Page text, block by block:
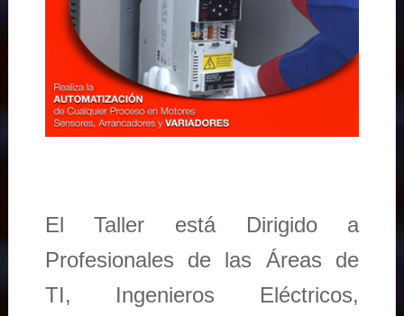
El Taller está Dirigido a
Profesionales de las Áreas de
TI, Ingenieros Eléctricos,